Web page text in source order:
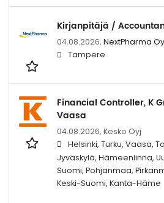
Kirjanpitäjä /
04.08.2026, NextPharma Oy
Tampere
Financial Controller, K
Vaasa
04.08.2026, Kesko Oyj
Helsinki, Turku, Vaasa,
Jyväskylä, Hämeenlinna,
Suomi, Pohjanmaa,
Keski-Suomi, Kanta-Häme